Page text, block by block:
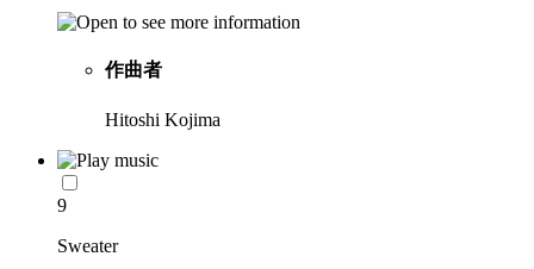
作曲者
Hitoshi Kojima
9
Sweater